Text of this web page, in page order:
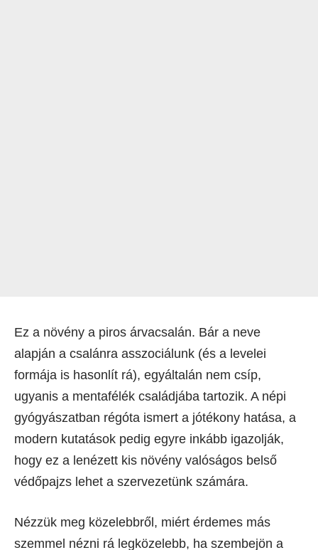
Ez a növény a piros árvacsalán. Bár a neve
alapján a csalánra asszociálunk (és a levelei
formája is hasonlít rá), egyáltalán nem csíp,
ugyanis a mentafélék családjába tartozik. A népi
gyógyászatban régóta ismert a jótékony hatása, a
modern kutatások pedig egyre inkább igazolják,
hogy ez a lenézett kis növény valóságos belső
védőpajzs lehet a szervezetünk számára.
Nézzük meg közelebbről, miért érdemes más
szemmel nézni rá legközelebb, ha szembejön a